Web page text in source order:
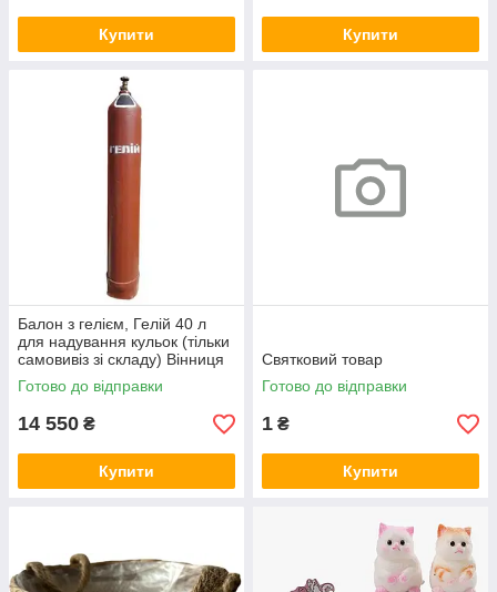
Купити Купити
Балон з гелієм, Гелій 40 л
для надування кульок (тільки
самовивіз зі складу) Вінниця
Готово до відправки
14 550 ₴
Купити
Святковий товар
Готово до відправки
1 ₴
Купити